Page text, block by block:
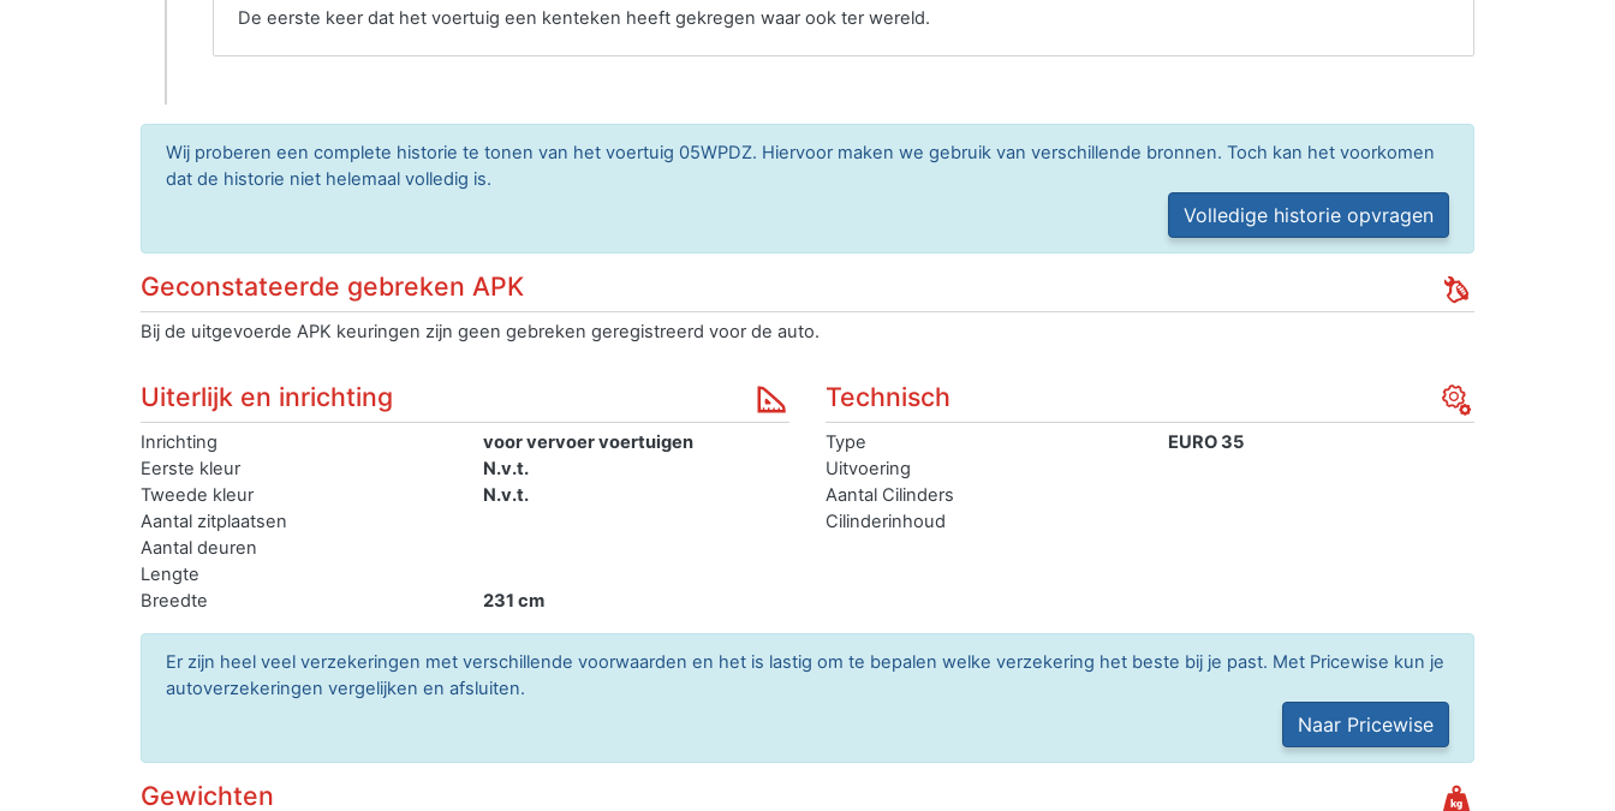
De eerste keer dat het voertuig een kenteken heeft gekregen waar ook ter wereld.
Wij proberen een complete historie te tonen van het voertuig 05WPDZ. Hiervoor maken we gebruik van verschillende bronnen. Toch kan het voorkomen
dat de historie niet helemaal volledig is.
Volledige historie opvragen
Geconstateerde gebreken APK
Bij de uitgevoerde APK keuringen zijn geen gebreken geregistreerd voor de auto.
Uiterlijk en inrichting
Inrichting
voor vervoer voertuigen
Eerste kleur
N.v.t.
Tweede kleur
N.v.t.
Aantal zitplaatsen
Aantal deuren
Lengte
Breedte
231 cm
Technisch
Type
EURO 35
Uitvoering
Aantal Cilinders
Cilinderinhoud
Er zijn heel veel verzekeringen met verschillende voorwaarden en het is lastig om te bepalen welke verzekering het beste bij je past. Met Pricewise kun je
autoverzekeringen vergelijken en afsluiten.
Naar Pricewise
Gewichten